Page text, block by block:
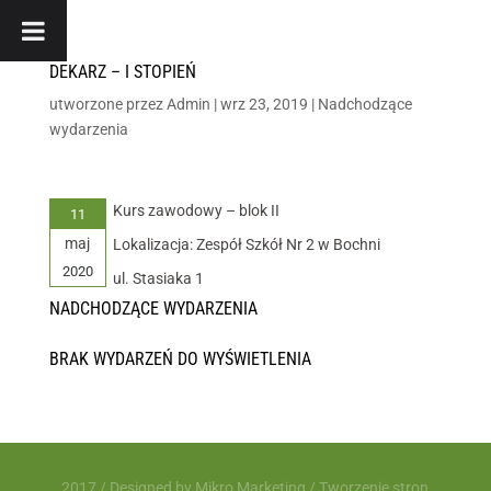
DEKARZ – I STOPIEŃ
utworzone przezAdmin |wrz 23, 2019 | Nadchodzące
wydarzenia
11
maj
2020
Kurs zawodowy – blok II
Lokalizacja: Zespół Szkół Nr 2 w Bochni
ul. Stasiaka 1
NADCHODZĄCE WYDARZENIA
BRAK WYDARZEŃ DO WYŚWIETLENIA